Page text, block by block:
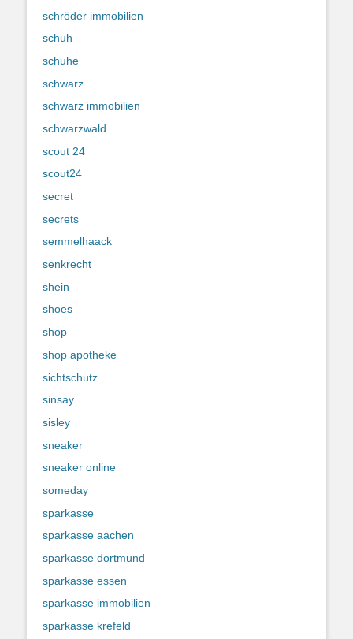
schröder immobilien
schuh
schuhe
schwarz
schwarz immobilien
schwarzwald
scout 24
scout24
secret
secrets
semmelhaack
senkrecht
shein
shoes
shop
shop apotheke
sichtschutz
sinsay
sisley
sneaker
sneaker online
someday
sparkasse
sparkasse aachen
sparkasse dortmund
sparkasse essen
sparkasse immobilien
sparkasse krefeld